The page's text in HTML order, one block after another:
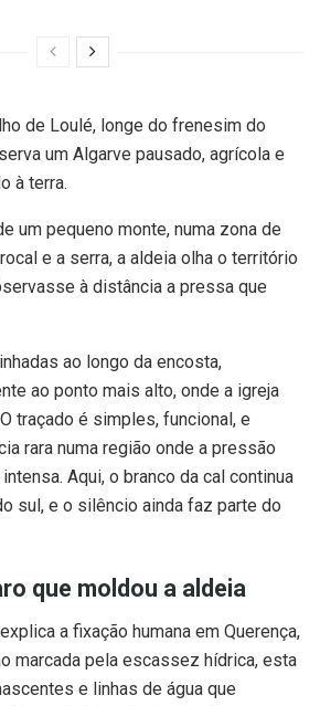
de Loulé, longe do frenesim do
um Algarve pausado, agrícola e
à terra.
um pequeno monte, numa zona de
e a serra, a aldeia olha o território
à distância a pressa que
ao longo da encosta,
ao ponto mais alto, onde a igreja
traçado é simples, funcional, e
rara numa região onde a pressão
Aqui, o branco da cal continua
sul, e o silêncio ainda faz parte do
que moldou a aldeia
a fixação humana em Querença,
marcada pela escassez hídrica, esta
e linhas de água que